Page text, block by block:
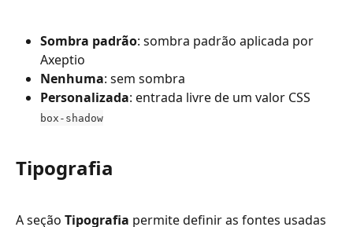
Sombra padrão: sombra padrão aplicada por
Axeptio
Nenhuma: sem sombra
Personalizada: entrada livre de um valor CSS
box-shadow
Tipografia
A seção Tipografia permite definir as fontes usadas